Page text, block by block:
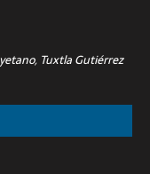
Tuxtla Gutiérrez